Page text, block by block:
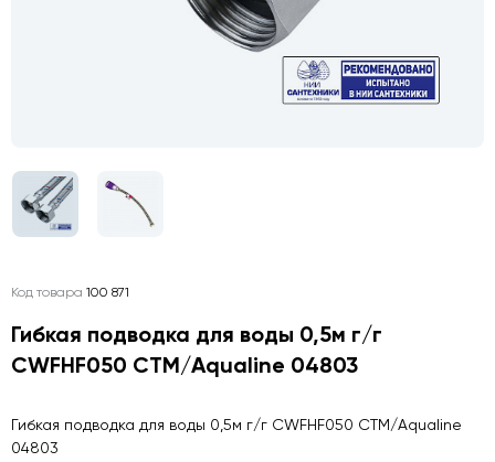
Код товара 100 871
Гибкая подводка для воды 0,5м г/г
CWFHF050 CTM/Aqualine 04803
Гибкая подводка для воды 0,5м г/г CWFHF050 CTM/Aqualine
04803